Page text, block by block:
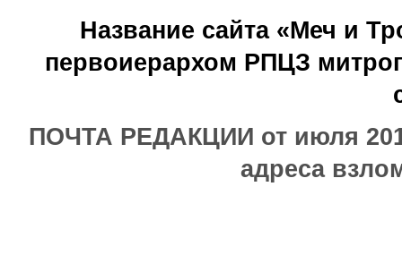
Название сайта «Меч и
первоиерархом РПЦЗ
ПОЧТА РЕДАКЦИИ от июля
адреса